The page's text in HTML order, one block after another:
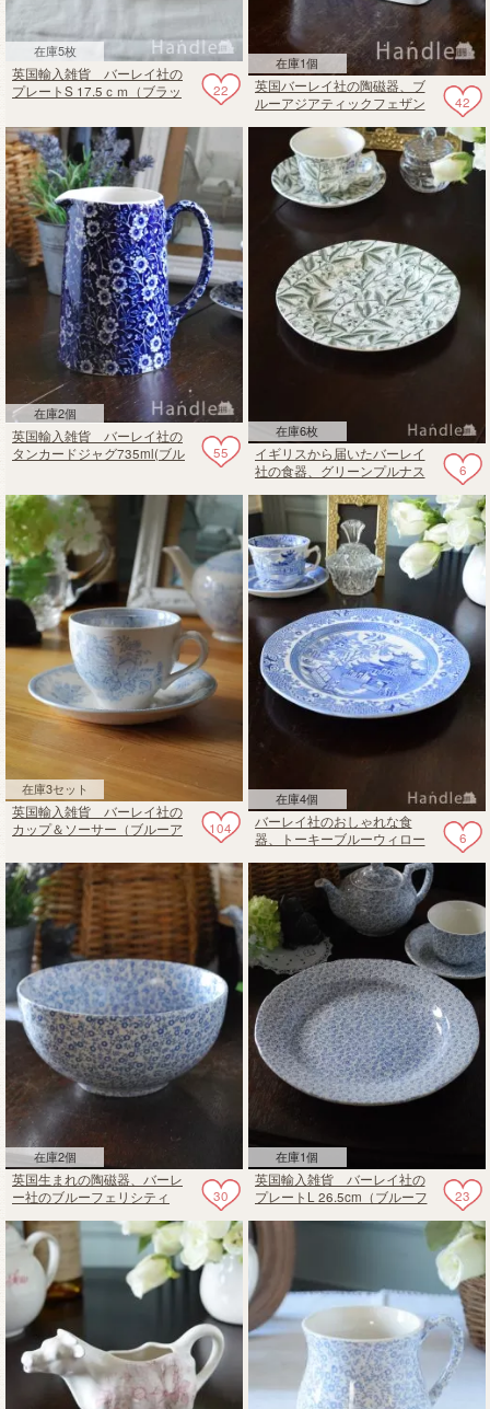
在庫5枚
22
英国輸入雑貨 バーレイ社の
プレートS 17.5ｃｍ（ブラッ
在庫1個
42
英国バーレイ社の陶磁器、ブ
ルーアジアティックフェザン
在庫2個
55
英国輸入雑貨 バーレイ社の
タンカードジャグ735ml(ブル
在庫6枚
6
イギリスから届いたバーレイ
社の食器、グリーンプルナス
S 19cm
在庫3セット
104
英国輸入雑貨 バーレイ社の
カップ＆ソーサー（ブルーア
在庫4個
6
バーレイ社のおしゃれな食
器、トーキーブルーウィロー
在庫2個
30
英国生まれの陶磁器、バーレ
ー社のブルーフェリシティ
在庫1個
23
英国輸入雑貨 バーレイ社の
プレートL 26.5cm（ブルーフ